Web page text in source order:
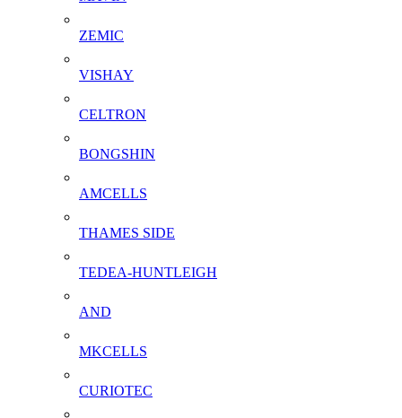
ZEMIC
VISHAY
CELTRON
BONGSHIN
AMCELLS
THAMES SIDE
TEDEA-HUNTLEIGH
AND
MKCELLS
CURIOTEC